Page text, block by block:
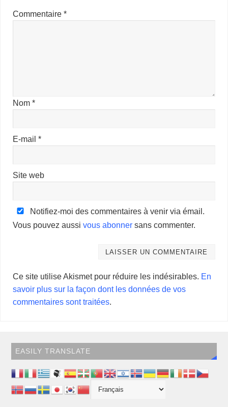
Commentaire*
Nom*
E-mail*
Site web
Notifiez-moi des commentaires à venir via émail.
Vous pouvez aussivous abonner sans commenter.
Ce site utilise Akismet pour réduire les indésirables. En
savoir plus sur la façon dont les données de vos
commentaires sont traitées.
EASILY TRANSLATE